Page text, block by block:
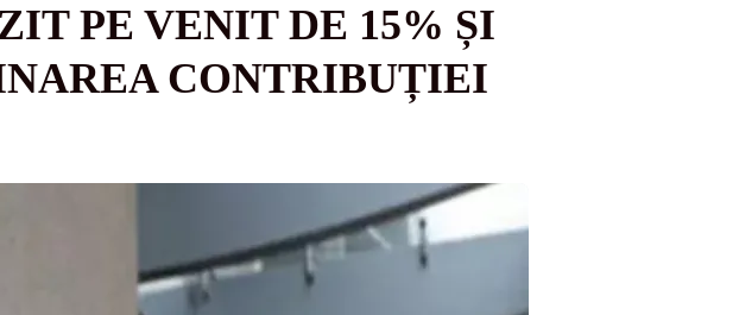
PE VENIT DE 15% ȘI
CONTRIBUȚIEI